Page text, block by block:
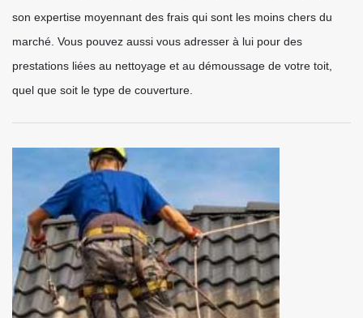
son expertise moyennant des frais qui sont les moins chers du
marché. Vous pouvez aussi vous adresser à lui pour des
prestations liées au nettoyage et au démoussage de votre toit,
quel que soit le type de couverture.